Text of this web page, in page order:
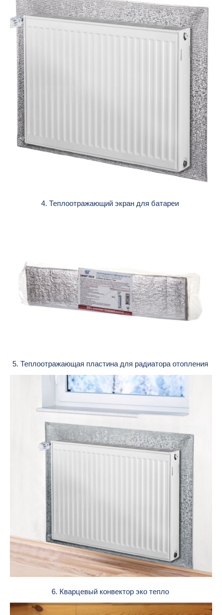
4. Теплоотражающий экран для батареи
5. Теплоотражающая пластина для радиатора отопления
6. Кварцевый конвектор эко тепло